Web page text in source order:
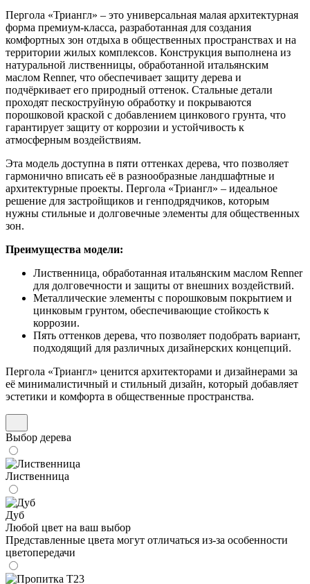
Пергола «Триангл» – это универсальная малая архитектурная
форма премиум-класса, разработанная для создания
комфортных зон отдыха в общественных пространствах и на
территории жилых комплексов. Конструкция выполнена из
натуральной лиственницы, обработанной итальянским
маслом Renner, что обеспечивает защиту дерева и
подчёркивает его природный оттенок. Стальные детали
проходят пескоструйную обработку и покрываются
порошковой краской с добавлением цинкового грунта, что
гарантирует защиту от коррозии и устойчивость к
атмосферным воздействиям.
Эта модель доступна в пяти оттенках дерева, что позволяет
гармонично вписать её в разнообразные ландшафтные и
архитектурные проекты. Пергола «Триангл» – идеальное
решение для застройщиков и генподрядчиков, которым
нужны стильные и долговечные элементы для общественных
зон.
Преимущества модели:
Лиственница, обработанная итальянским маслом Renner
для долговечности и защиты от внешних воздействий.
Металлические элементы с порошковым покрытием и
цинковым грунтом, обеспечивающие стойкость к
коррозии.
Пять оттенков дерева, что позволяет подобрать вариант,
подходящий для различных дизайнерских концепций.
Пергола «Триангл» ценится архитекторами и дизайнерами за
её минималистичный и стильный дизайн, который добавляет
эстетики и комфорта в общественные пространства.
Выбор дерева
Лиственница
Дуб
Любой цвет на ваш выбор
Представленные цвета могут отличаться из-за особенности
цветопередачи